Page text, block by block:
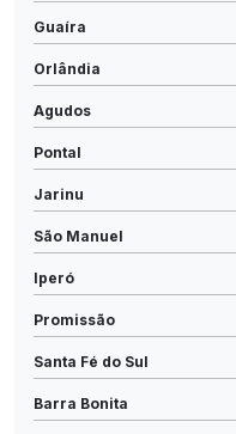
Guaíra
Orlândia
Agudos
Pontal
Jarinu
São Manuel
Iperó
Promissão
Santa Fé do Sul
Barra Bonita